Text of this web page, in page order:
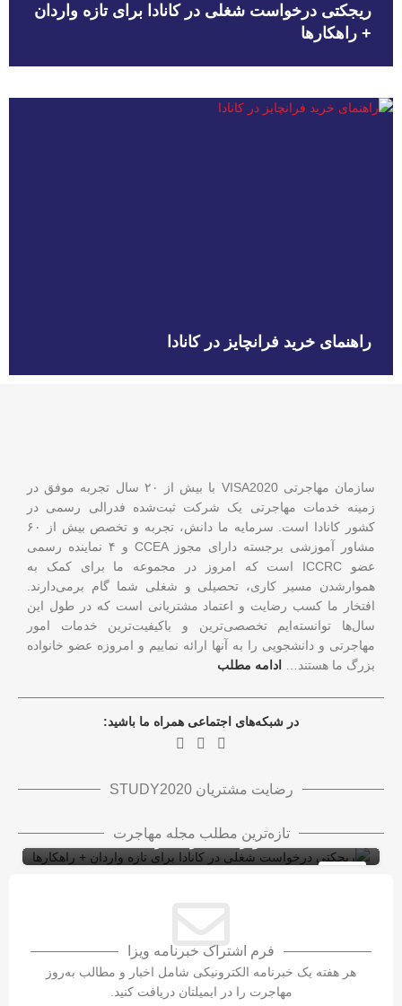
ریجکتی درخواست شغلی در کانادا برای تازه واردان
+ راهکارها
راهنمای خرید فرانچایز در کانادا
سازمان مهاجرتی VISA2020 با بیش از ۲۰ سال تجربه موفق در
زمینه خدمات مهاجرتی یک شرکت ثبت‌شده فدرالی رسمی در
کشور کانادا است. سرمایه ما دانش، تجربه و تخصص بیش از ۶۰
مشاور آموزشی برجسته دارای مجوز CCEA و ۴ نماینده رسمی
عضو ICCRC است که امروز در مجموعه ما برای کمک به
هموارشدن مسیر کاری، تحصیلی و شغلی شما گام برمی‌دارند.
افتخار ما کسب رضایت و اعتماد مشتریانی است که در طول این
سال‌ها توانسته‌ایم تخصصی‌ترین و باکیفیت‌ترین خدمات امور
مهاجرتی و دانشجویی را به آنها ارائه نماییم و امروزه عضو خانواده
بزرگ ما هستند… ادامه مطلب
در شبکه‌های اجتماعی همراه ما باشید:
رضایت مشتریان STUDY2020
ویزای کار
ویزای کاری کانادا با LMIA
تازه‌ترین مطلب مجله مهاجرت
واردان + راهکارها
فرم اشتراک خبرنامه ویزا
هر هفته یک خبرنامه الکترونیکی شامل اخبار و مطالب به‌روز
مهاجرت را در ایمیلتان دریافت کنید.